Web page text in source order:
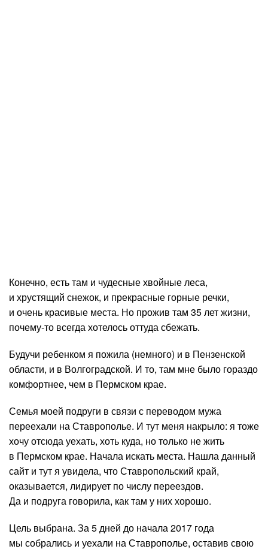
Конечно, есть там и чудесные хвойные леса,
и хрустящий снежок, и прекрасные горные речки,
и очень красивые места. Но прожив там 35 лет жизни,
почему-то всегда хотелось оттуда сбежать.
Будучи ребенком я пожила (немного) и в Пензенской
области, и в Волгоградской. И то, там мне было гораздо
комфортнее, чем в Пермском крае.
Семья моей подруги в связи с переводом мужа
переехали на Ставрополье. И тут меня накрыло: я тоже
хочу отсюда уехать, хоть куда, но только не жить
в Пермском крае. Начала искать места. Нашла данный
сайт и тут я увидела, что Ставропольский край,
оказывается, лидирует по числу переездов.
Да и подруга говорила, как там у них хорошо.
Цель выбрана. За 5 дней до начала 2017 года
мы собрались и уехали на Ставрополье, оставив свою